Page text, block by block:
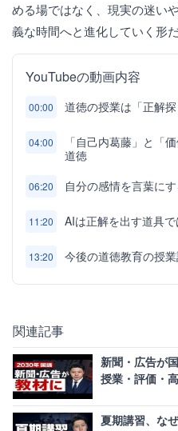
める場ではなく、現実の迷い
義な時間へと進化していく形だ
YouTubeの動画内容
00:00 道徳の授業は「正解
04:00
「自己内葛藤」と「
道徳
06:20 自分の感情を言葉に
11:20 AIは正解を出す道具
13:20 今後の道徳教育の授
関連記事
新聞・広告が
授業・評価・
夏期講習、な